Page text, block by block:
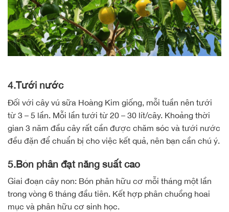
4.Tưới nước
Đối với cây vú sữa Hoàng Kim giống, mỗi tuần nên tưới
từ 3 – 5 lần. Mỗi lần tưới từ 20 – 30 lít/cây. Khoảng thời
gian 3 năm đầu cây rất cần được chăm sóc và tưới nước
đều đặn để chuẩn bị cho việc kết quả, nên bạn cần chú ý.
5.Bón phân đạt năng suất cao
Giai đoạn cây non: Bón phân hữu cơ mỗi tháng một lần
trong vòng 6 tháng đầu tiên. Kết hợp phân chuồng hoai
mục và phân hữu cơ sinh học.